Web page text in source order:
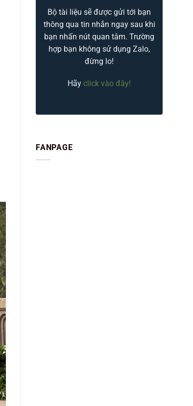
Bộ tài liệu sẽ được gửi tới bạn
thông qua tin nhắn ngay sau khi
bạn nhấn nút quan tâm. Trường
hợp bạn không sử dụng Zalo,
đừng lo!
Hãy click vào đây!
FANPAGE